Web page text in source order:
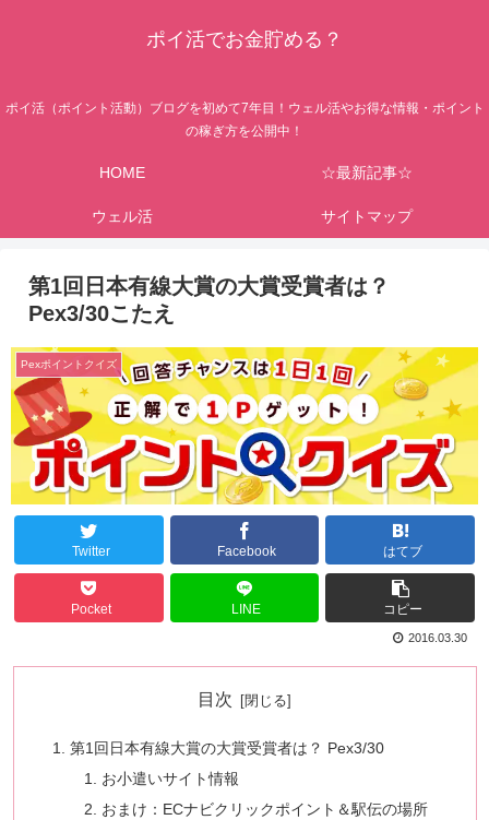
ポイ活でお金貯める？
ポイ活（ポイント活動）ブログを初めて7年目！ウェル活やお得な情報・ポイント
の稼ぎ方を公開中！
HOME ☆最新記事☆
ウェル活 サイトマップ
第1回日本有線大賞の大賞受賞者は？
Pex3/30こたえ
Pexポイントクイズ
Twitter Facebook はてブ
Pocket LINE コピー
2016.03.30
目次
第1回日本有線大賞の大賞受賞者は？ Pex3/30
お小遣いサイト情報
おまけ：ECナビクリックポイント＆駅伝の場所